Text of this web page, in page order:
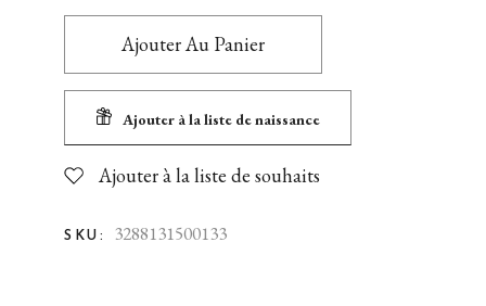
Ajouter Au Panier
Ajouter à la liste de naissance
Ajouter à la liste de souhaits
SKU: 3288131500133